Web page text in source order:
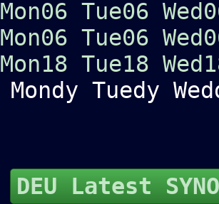
Mon06 Tue06
Mon06 Tue06
Mon18 Tue18
Mondy Tuedy
DEU Latest